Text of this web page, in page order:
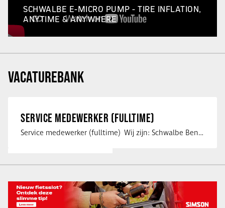
SCHWALBE E-MICRO PUMP - TIRE INFLATION,
ANYTIME & ANYWHERE
VACATUREBANK
SERVICE MEDEWERKER (FULLTIME)
Service medewerker (fulltime) Wij zijn: Schwalbe Benelux; merkeigenaar, …